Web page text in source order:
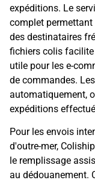
expéditions. Le
complet permettant
des destinataires
fichiers colis
utile pour les e-
de commandes.
automatiquement,
expéditions
Pour les envois
d'outre-mer,
le remplissage
au dédouanement.